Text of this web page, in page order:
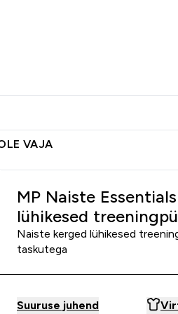
VAJA
MP Naiste
lühikesed
Naiste kerged lühikesed
taskutega
Suuruse juhend